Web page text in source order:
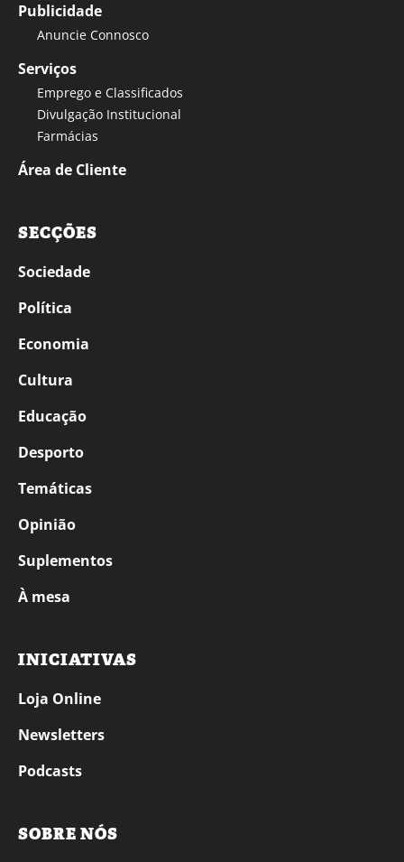
Publicidade
Anuncie Connosco
Serviços
Emprego e Classificados
Divulgação Institucional
Farmácias
Área de Cliente
SECÇÕES
Sociedade
Política
Economia
Cultura
Educação
Desporto
Temáticas
Opinião
Suplementos
À mesa
INICIATIVAS
Loja Online
Newsletters
Podcasts
SOBRE NÓS